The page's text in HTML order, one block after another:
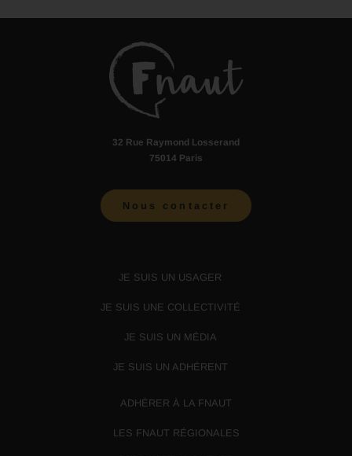
32 Rue Raymond Losserand
75014 Paris
Nous contacter
JE SUIS UN USAGER
JE SUIS UNE COLLECTIVITÉ
JE SUIS UN MÉDIA
JE SUIS UN ADHÉRENT
ADHÉRER À LA FNAUT
LES FNAUT RÉGIONALES